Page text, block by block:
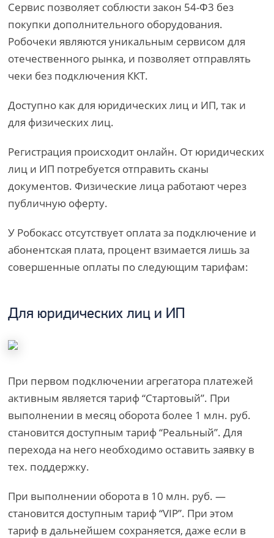
Сервис позволяет соблюсти закон 54-Ф3 без
покупки дополнительного оборудования.
Робочеки являются уникальным сервисом для
отечественного рынка, и позволяет отправлять
чеки без подключения ККТ.
Доступно как для юридических лиц и ИП, так и
для физических лиц.
Регистрация происходит онлайн. От юридических
лиц и ИП потребуется отправить сканы
документов. Физические лица работают через
публичную оферту.
У Робокасс отсутствует оплата за подключение и
абонентская плата, процент взимается лишь за
совершенные оплаты по следующим тарифам:
Для юридических лиц и ИП
При первом подключении агрегатора платежей
активным является тариф “Стартовый”. При
выполнении в месяц оборота более 1 млн. руб.
становится доступным тариф “Реальный”. Для
перехода на него необходимо оставить заявку в
тех. поддержку.
При выполнении оборота в 10 млн. руб. —
становится доступным тариф “VIP”. При этом
тариф в дальнейшем сохраняется, даже если в